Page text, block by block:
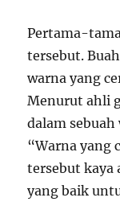
Pertama-
tersebut.
warna yang
Menurut ahli
dalam sebuah
“Warna yang
tersebut kaya
yang baik